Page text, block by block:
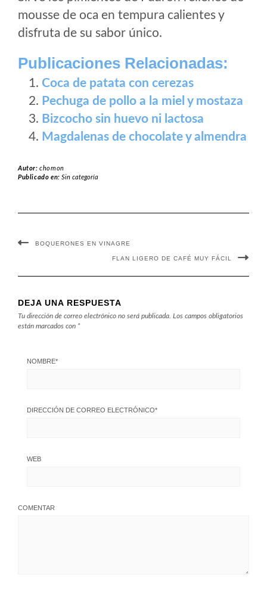
mousse de oca en tempura calientes y
disfruta de su sabor único.
Publicaciones Relacionadas:
Coca de patata con cerezas
Pechuga de pollo a la miel y mostaza
Bizcocho sin huevo ni lactosa
Magdalenas de chocolate y almendra
Autor:chomon
Publicado en:Sin categoría
BOQUERONES EN VINAGRE
FLAN LIGERO DE CAFÉ MUY FÁCIL
DEJA UNA RESPUESTA
Tu dirección de correo electrónico no será publicada. Los campos obligatorios
están marcados con *
NOMBRE*
DIRECCIÓN DE CORREO ELECTRÓNICO*
WEB
COMENTAR